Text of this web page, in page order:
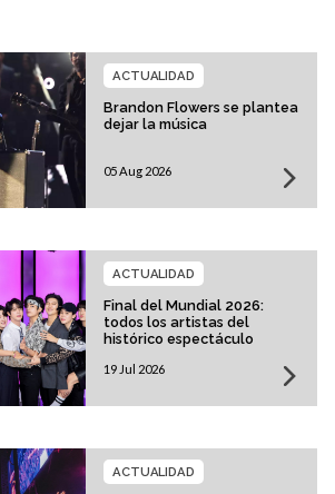
Brandon Flowers se plantea
dejar la música
ACTUALIDAD
05 Aug 2026
Final del Mundial 2026:
todos los artistas del
histórico espectáculo
ACTUALIDAD
19 Jul 2026
ACTUALIDAD